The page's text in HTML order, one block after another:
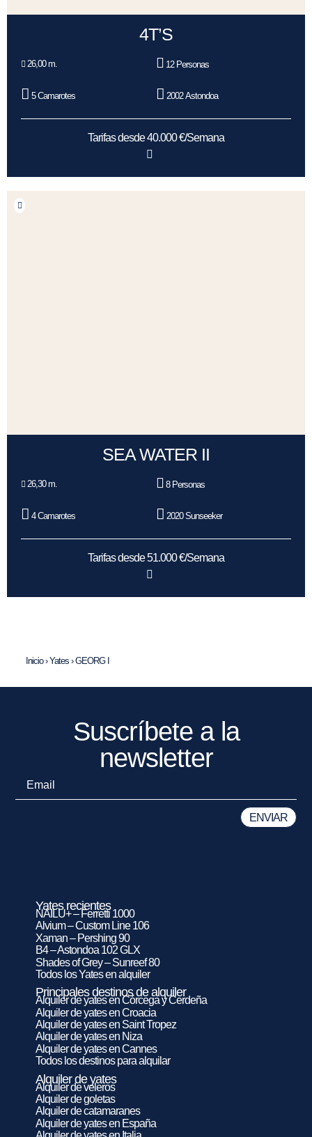
4T’S
26,00 m. 12 Personas
5 Camarotes 2002 Astondoa
Tarifas desde 40.000 €/Semana
SEA WATER II
26,30 m. 8 Personas
4 Camarotes 2020 Sunseeker
Tarifas desde 51.000 €/Semana
Inicio›Yates ›GEORG I
Suscríbete a la
newsletter
Yates recientes
NAILU+ – Ferretti 1000
Alvium – Custom Line 106
Xaman – Pershing 90
B4 – Astondoa 102 GLX
Shades of Grey – Sunreef 80
Todos los Yates en alquiler
Principales destinos de alquiler
Alquiler de yates en Córcega y Cerdeña
Alquiler de yates en Croacia
Alquiler de yates en Saint Tropez
Alquiler de yates en Niza
Alquiler de yates en Cannes
Todos los destinos para alquilar
Alquiler de yates
Alquiler de veleros
Alquiler de goletas
Alquiler de catamaranes
Alquiler de yates en España